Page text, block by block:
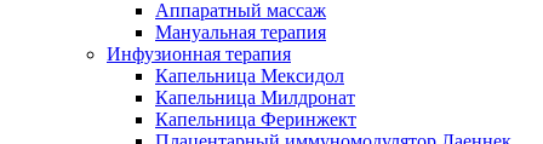
Аппаратный массаж
Мануальная терапия
Инфузионная терапия
Капельница Мексидол
Капельница Милдронат
Капельница Феринжект